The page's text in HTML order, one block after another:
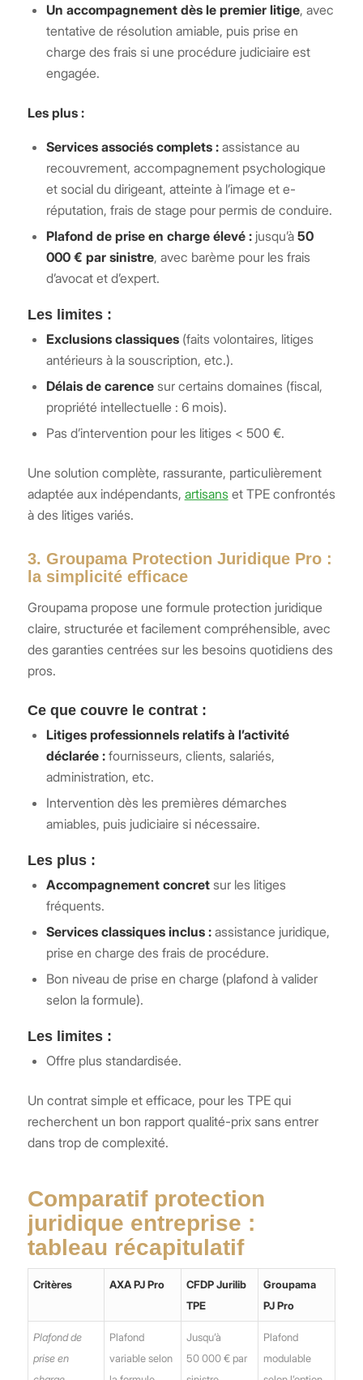
Un accompagnement dès le premier litige, avec
tentative de résolution amiable, puis prise en
charge des frais si une procédure judiciaire est
engagée.
Les plus :
Services associés complets :assistance au
recouvrement, accompagnement psychologique
et social du dirigeant, atteinte à l’image et e-
réputation, frais de stage pour permis de conduire.
Plafond de prise en charge élevé :jusqu’à 50
000 € par sinistre, avec barème pour les frais
d’avocat et d’expert.
Les limites :
Exclusions classiques(faits volontaires, litiges
antérieurs à la souscription, etc.).
Délais de carencesur certains domaines (fiscal,
propriété intellectuelle : 6 mois).
Pas d’intervention pour les litiges < 500 €.
Une solution complète, rassurante, particulièrement
adaptée aux indépendants, artisans et TPE confrontés
à des litiges variés.
3. Groupama Protection Juridique Pro :
la simplicité efficace
Groupama propose une formule protection juridique
claire, structurée et facilement compréhensible, avec
des garanties centrées sur les besoins quotidiens des
pros.
Ce que couvre le contrat :
Litiges professionnels relatifs à l’activité
déclarée :fournisseurs, clients, salariés,
administration, etc.
Intervention dès les premières démarches
amiables, puis judiciaire si nécessaire.
Les plus :
Accompagnement concretsur les litiges
fréquents.
Services classiques inclus :assistance juridique,
prise en charge des frais de procédure.
Bon niveau de prise en charge (plafond à valider
selon la formule).
Les limites :
Offre plus standardisée.
Un contrat simple et efficace, pour les TPE qui
recherchent un bon rapport qualité-prix sans entrer
dans trop de complexité.
Comparatif protection
juridique entreprise :
tableau récapitulatif
Critères AXA PJ Pro
CFDP Jurilib
TPE
Groupama
PJ Pro
Plafond de
prise en
Plafond
variable selon
Jusqu’à
50 000 € par
Plafond
modulable